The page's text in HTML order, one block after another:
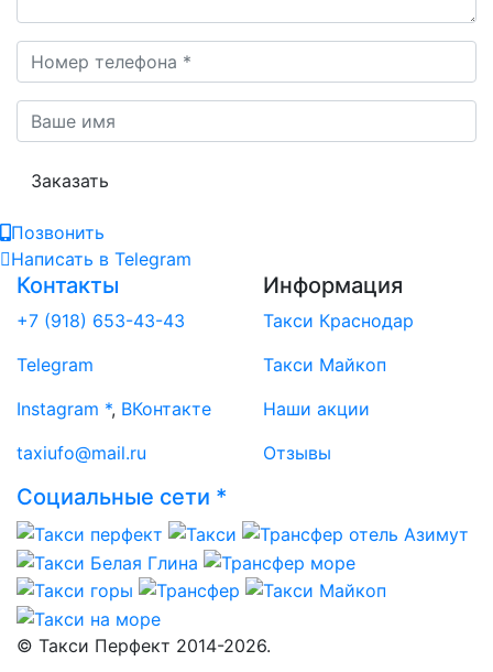
Заказать
Позвонить
Написать в Telegram
Контакты
+7 (918) 653-43-43
Telegram
Instagram *, ВКонтакте
taxiufo@mail.ru
Информация
Такси Краснодар
Такси Майкоп
Наши акции
Отзывы
Социальные сети *
© Такси Перфект 2014-2026.